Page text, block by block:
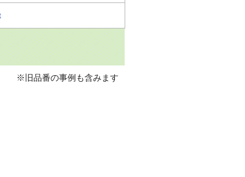
※旧品番の事例も含みます